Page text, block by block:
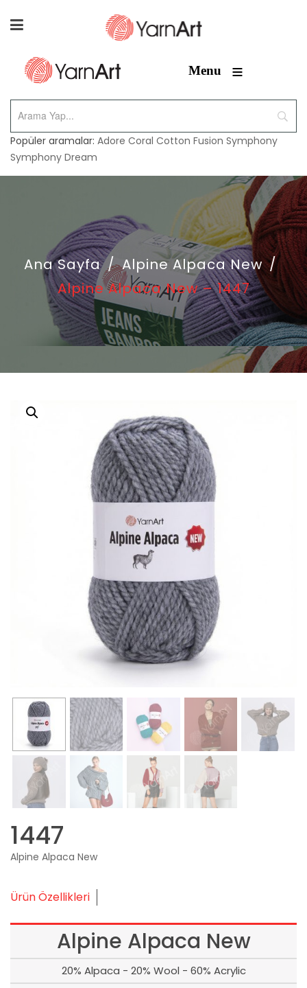
Menu ≡
Popüler aramalar: Adore Coral Cotton Fusion Symphony
Symphony Dream
Ana Sayfa / Alpine Alpaca New /
Alpine Alpaca New – 1447
1447
Alpine Alpaca New
Ürün Özellikleri
Alpine Alpaca New
20% Alpaca - 20% Wool - 60% Acrylic